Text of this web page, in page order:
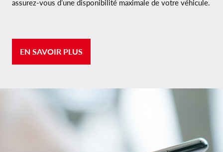
assurez-vous d’une disponibilité maximale de votre véhicule.
EN SAVOIR PLUS